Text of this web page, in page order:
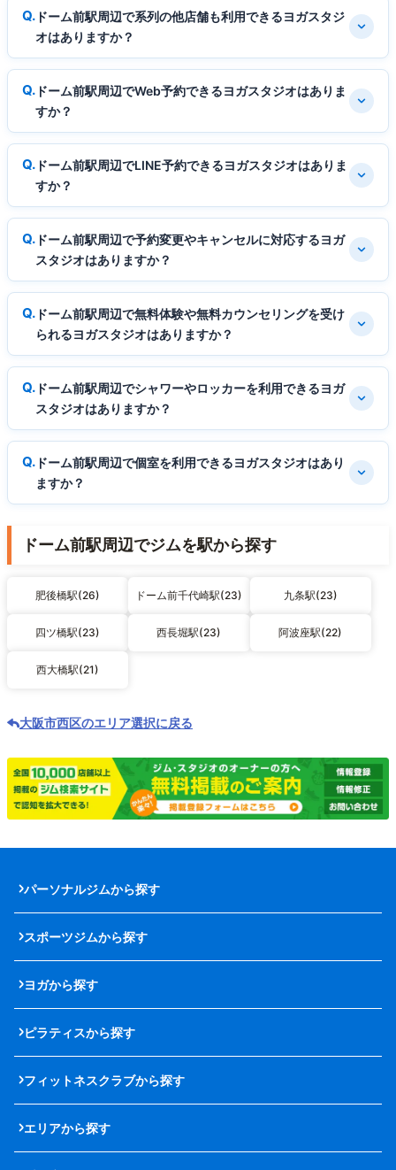
ドーム前駅周辺で系列の他店舗も利用できるヨガスタジ
オはありますか？
ドーム前駅周辺でWeb予約できるヨガスタジオはありま
すか？
ドーム前駅周辺でLINE予約できるヨガスタジオはありま
すか？
ドーム前駅周辺で予約変更やキャンセルに対応するヨガ
スタジオはありますか？
ドーム前駅周辺で無料体験や無料カウンセリングを受け
られるヨガスタジオはありますか？
ドーム前駅周辺でシャワーやロッカーを利用できるヨガ
スタジオはありますか？
ドーム前駅周辺で個室を利用できるヨガスタジオはあり
ますか？
ドーム前駅周辺でジムを駅から探す
肥後橋駅(26) ドーム前千代崎駅(23) 九条駅(23)
四ツ橋駅(23) 西長堀駅(23) 阿波座駅(22)
西大橋駅(21)
大阪市西区のエリア選択に戻る
パーソナルジムから探す
スポーツジムから探す
ヨガから探す
ピラティスから探す
フィットネスクラブから探す
エリアから探す